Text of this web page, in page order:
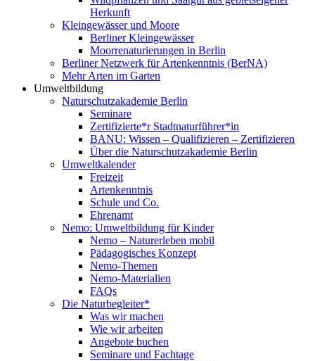
Herkunft
Kleingewässer und Moore
Berliner Kleingewässer
Moorrenaturierungen in Berlin
Berliner Netzwerk für Artenkenntnis (BerNA)
Mehr Arten im Garten
Umweltbildung
Naturschutzakademie Berlin
Seminare
Zertifizierte*r Stadtnaturführer*in
BANU: Wissen – Qualifizieren – Zertifizieren
Über die Naturschutzakademie Berlin
Umweltkalender
Freizeit
Artenkenntnis
Schule und Co.
Ehrenamt
Nemo: Umweltbildung für Kinder
Nemo – Naturerleben mobil
Pädagogisches Konzept
Nemo-Themen
Nemo-Materialien
FAQs
Die Naturbegleiter*
Was wir machen
Wie wir arbeiten
Angebote buchen
Seminare und Fachtage